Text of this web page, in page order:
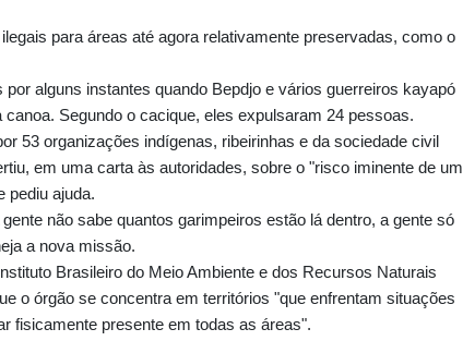
para áreas até agora relativamente preservadas, como o
alguns instantes quando Bepdjo e vários guerreiros kayapó
Segundo o cacique, eles expulsaram 24 pessoas.
53 organizações indígenas, ribeirinhas e da sociedade civil
em uma carta às autoridades, sobre o "risco iminente de um
pediu ajuda.
não sabe quantos garimpeiros estão lá dentro, a gente só
a nova missão.
Brasileiro do Meio Ambiente e dos Recursos Naturais
o órgão se concentra em territórios "que enfrentam situações
fisicamente presente em todas as áreas".